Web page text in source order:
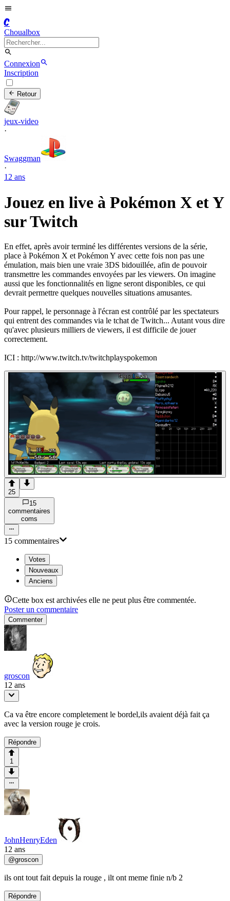
C
Choualbox
Connexion
Inscription
Retour
jeux-video
·
Swaggman
·
12 ans
Jouez en live à Pokémon X et Y
sur Twitch
En effet, après avoir terminé les différentes versions de la série,
place à Pokémon X et Pokémon Y avec cette fois non pas une
émulation, mais bien une vraie 3DS bidouillée, afin de pouvoir
transmettre les commandes envoyées par les viewers. On imagine
aussi que les fonctionnalités en ligne seront disponibles, ce qui
devrait permettre quelques nouvelles situations amusantes.
Pour rappel, le personnage à l'écran est contrôlé par les spectateurs
qui entrent des commandes via le tchat de Twitch... Autant vous dire
qu'avec plusieurs milliers de viewers, il est difficile de jouer
correctement.
ICI : http://www.twitch.tv/twitchplayspokemon
25
15
commentaires
coms
15 commentaires
Votes
Nouveaux
Anciens
Cette box est archivées elle ne peut plus être commentée.
Poster un commentaire
Commenter
groscon
12 ans
Ca va être encore completement le bordel,ils avaient déjà fait ça
avec la version rouge je crois.
Répondre
1
JohnHenryEden
12 ans
@groscon
ils ont tout fait depuis la rouge , ilt ont meme finie n/b 2
Répondre